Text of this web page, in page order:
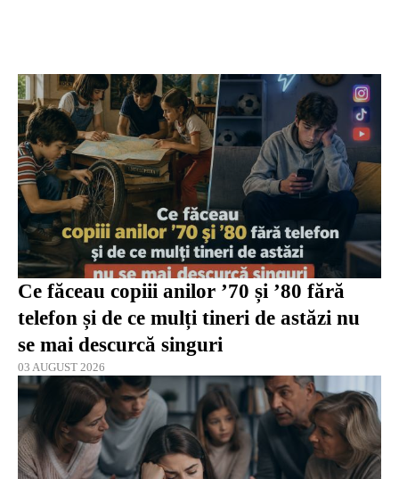
Ce făceau copiii anilor ’70 și ’80 fără
telefon și de ce mulți tineri de astăzi nu
se mai descurcă singuri
03 AUGUST 2026